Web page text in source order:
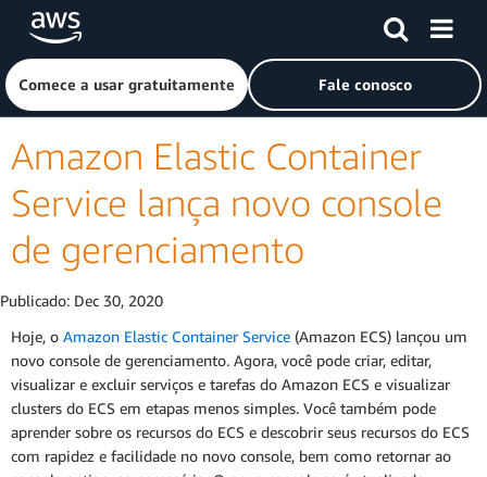
Pular para o conteúdo principal
Clique aqui para voltar à página inicial da Amazon Web
Comece a usar gratuitamente Fale conosco
Amazon Elastic Container
Service lança novo console
de gerenciamento
Publicado: Dec 30, 2020
Hoje, o Amazon Elastic Container Service (Amazon ECS) lançou um
novo console de gerenciamento. Agora, você pode criar, editar,
visualizar e excluir serviços e tarefas do Amazon ECS e visualizar
clusters do ECS em etapas menos simples. Você também pode
aprender sobre os recursos do ECS e descobrir seus recursos do ECS
com rapidez e facilidade no novo console, bem como retornar ao